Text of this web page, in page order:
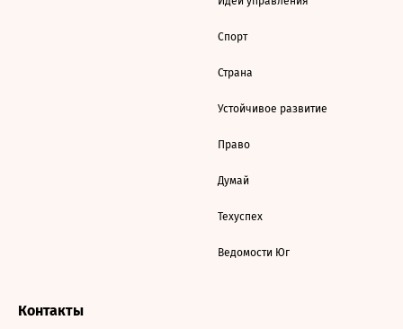
Спорт
Страна
Устойчивое развитие
Право
Думай
Техуспех
Ведомости Юг
Контакты